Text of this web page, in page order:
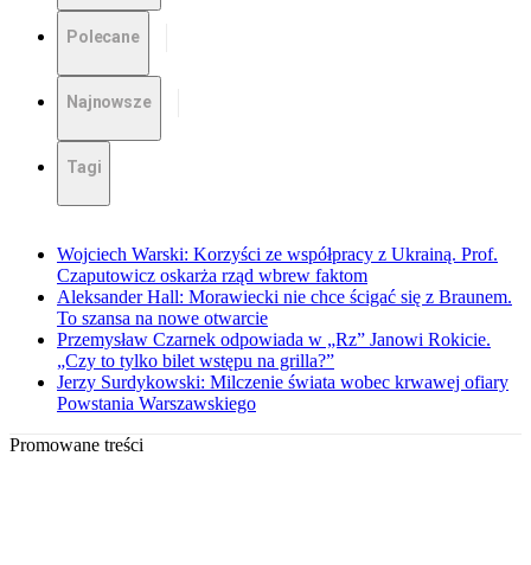
Polecane
Najnowsze
Tagi
Wojciech Warski: Korzyści ze współpracy z Ukrainą. Prof.
Czaputowicz oskarża rząd wbrew faktom
Aleksander Hall: Morawiecki nie chce ścigać się z Braunem.
To szansa na nowe otwarcie
Przemysław Czarnek odpowiada w „Rz” Janowi Rokicie.
„Czy to tylko bilet wstępu na grilla?”
Jerzy Surdykowski: Milczenie świata wobec krwawej ofiary
Powstania Warszawskiego
Promowane treści